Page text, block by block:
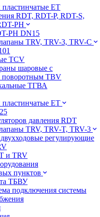
ЕТ
RDT, RDT-P, RDT-S,
PH
PH DN15
TRV, TRV-3, TRV-C
TCV
шаровые с
поворотным TBV
ТГВА
ЕТ
давления RDT
TRV, TRV-T, TRV-3
регулирующие
и TRV
пунктов
ТБВУ
подключения системы